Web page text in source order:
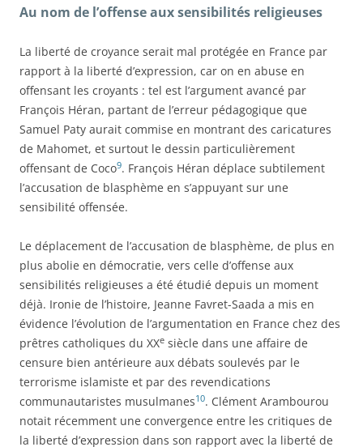
Au nom de l’offense aux sensibilités religieuses
La liberté de croyance serait mal protégée en France par
rapport à la liberté d’expression, car on en abuse en
offensant les croyants : tel est l’argument avancé par
François Héran, partant de l’erreur pédagogique que
Samuel Paty aurait commise en montrant des caricatures
de Mahomet, et surtout le dessin particulièrement
offensant de Coco9. François Héran déplace subtilement
l’accusation de blasphème en s’appuyant sur une
sensibilité offensée.
Le déplacement de l’accusation de blasphème, de plus en
plus abolie en démocratie, vers celle d’offense aux
sensibilités religieuses a été étudié depuis un moment
déjà. Ironie de l’histoire, Jeanne Favret-Saada a mis en
évidence l’évolution de l’argumentation en France chez des
prêtres catholiques du XXe siècle dans une affaire de
censure bien antérieure aux débats soulevés par le
terrorisme islamiste et par des revendications
communautaristes musulmanes10. Clément Arambourou
notait récemment une convergence entre les critiques de
la liberté d’expression dans son rapport avec la liberté de